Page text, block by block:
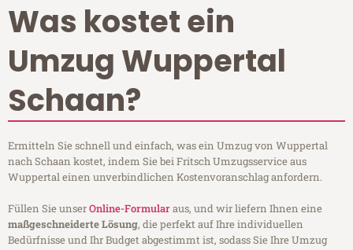
Was kostet ein
Umzug Wuppertal
Schaan?
Ermitteln Sie schnell und einfach, was ein Umzug von Wuppertal
nach Schaan kostet, indem Sie bei Fritsch Umzugsservice aus
Wuppertal einen unverbindlichen Kostenvoranschlag anfordern.
Füllen Sie unserOnline-Formularaus, und wir liefern Ihnen eine
maßgeschneiderte Lösung, die perfekt auf Ihre individuellen
Bedürfnisse und Ihr Budget abgestimmt ist, sodass Sie Ihre Umzug